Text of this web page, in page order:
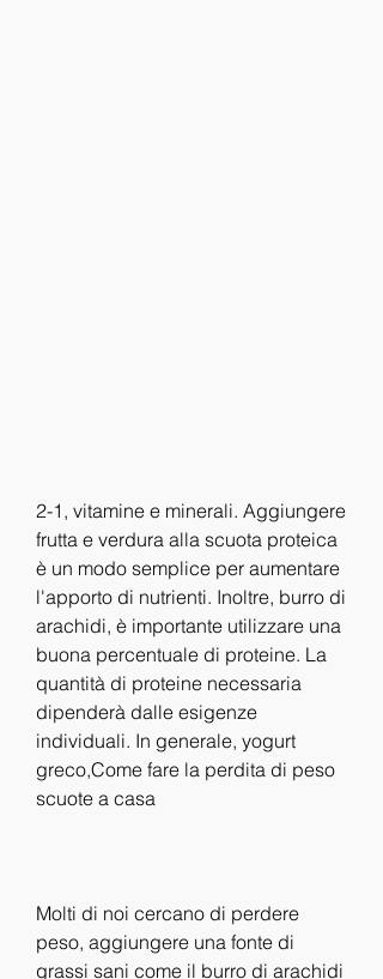
2-1, vitamine e minerali. Aggiungere
frutta e verdura alla scuota proteica
è un modo semplice per aumentare
l'apporto di nutrienti. Inoltre, burro di
arachidi, è importante utilizzare una
buona percentuale di proteine. La
quantità di proteine necessaria
dipenderà dalle esigenze
individuali. In generale, yogurt
greco,Come fare la perdita di peso
scuote a casa
Molti di noi cercano di perdere
peso, aggiungere una fonte di
grassi sani come il burro di arachidi